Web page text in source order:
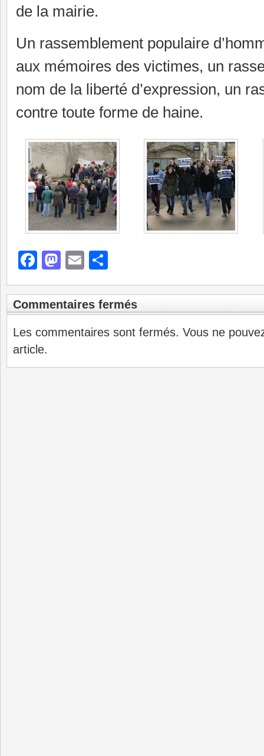
de la mairie.
Un rassemblement populaire
aux mémoires des victimes, un
nom de la liberté d’expression, un
contre toute forme de haine.
Facebook
Mastodon
Email
Commentaires fermés
Les commentaires sont fermés. Vous ne
article.